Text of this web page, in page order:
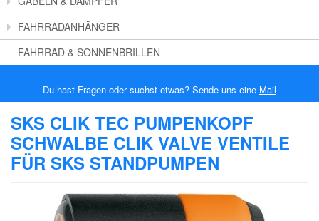
FAHRRADANHÄNGER
FAHRRAD & SONNENBRILLEN
Du hast Fragen oder suchst etwas? Sende uns eine Mail
SKS CLIK TEC PUMPENKOPF
SCHWALBE CLIK VALVE VENTILE
FÜR SKS STANDPUMPEN